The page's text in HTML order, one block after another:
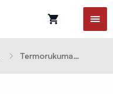
Termorukuma plēves